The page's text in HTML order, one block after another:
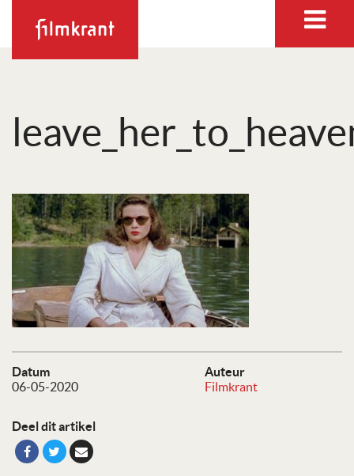
Datum
06-05-2020
Auteur
Filmkrant
Deel dit artikel